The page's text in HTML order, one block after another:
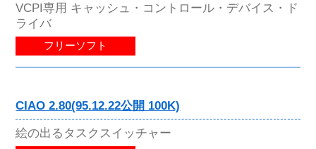
VCPI専用 キャッシュ・コントロール・デバイス・ド
ライバ
フリーソフト
CIAO 2.80(95.12.22公開 100K)
絵の出るタスクスイッチャー